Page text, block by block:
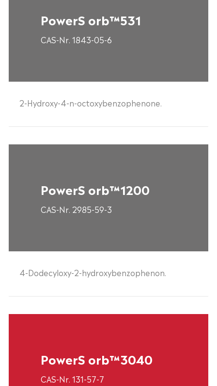
PowerS orb™531
CAS-Nr. 1843-05-6
2-Hydroxy-4-n-octoxybenzophenone.
PowerS orb™1200
CAS-Nr. 2985-59-3
4-Dodecyloxy-2-hydroxybenzophenon.
PowerS orb™3040
CAS-Nr. 131-57-7